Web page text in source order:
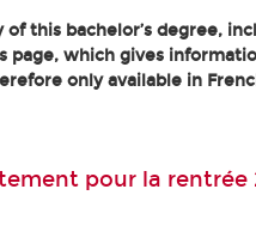
this bachelor’s degree,
page, which gives
only available in
pour la rentrée